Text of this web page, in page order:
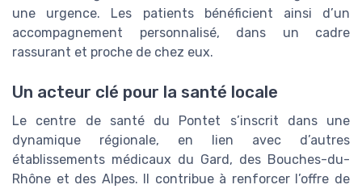
une urgence. Les patients bénéficient ainsi d’un
accompagnement personnalisé, dans un cadre
rassurant et proche de chez eux.
Un acteur clé pour la santé locale
Le centre de santé du Pontet s’inscrit dans une
dynamique régionale, en lien avec d’autres
établissements médicaux du Gard, des Bouches-du-
Rhône et des Alpes. Il contribue à renforcer l’offre de